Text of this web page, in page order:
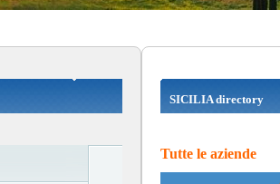
SICILIA directory
Tutte le aziende